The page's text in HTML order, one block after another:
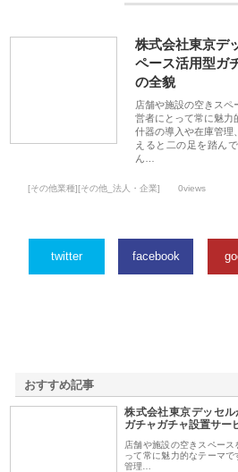
株式会社東京デ
ペース活用型ガ
の全貌
店舗や施設の空きス
営者にとって常に魅力
什器の導入や在庫管理
えると二の足を踏ん
ん…
[その他業種][その他_法人・企業] 0views
twitter facebook
おすすめ記事
株式会社東京デッセ
ガチャガチャ設置サー
店舗や施設の空きスペー
って常に魅力的なテーマ
管理…